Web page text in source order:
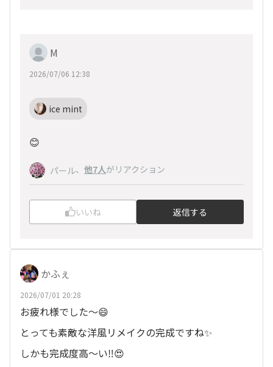
M
2026/07/06 12:38
ice mint
😊
パール、 他7人がリアクション
いいね 返信する
かふぇ
2026/07/01 20:28
お疲れ様でした～😄
とっても素敵な洋風リメイクの完成ですね✨
しかも完成度高〜い‼️😍